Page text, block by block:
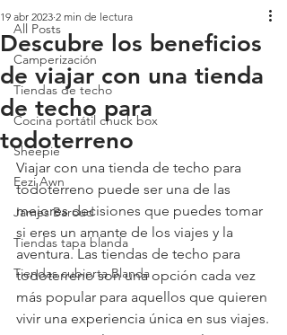
All Posts
Camperización
Tiendas de techo
Cocina portátil chuck box
Sheepie
Eezi Awn
James Baroud
Tiendas tapa blanda
Tiendas cubierta Blanda
Descubre los beneficios
de viajar con una tienda
de techo para
todoterreno
19 abr 2023 2 min de lectura
Viajar con una tienda de techo para
todoterreno puede ser una de las
mejores decisiones que puedes tomar
si eres un amante de los viajes y la
aventura. Las tiendas de techo para
todoterreno son una opción cada vez
más popular para aquellos que quieren
vivir una experiencia única en sus viajes.